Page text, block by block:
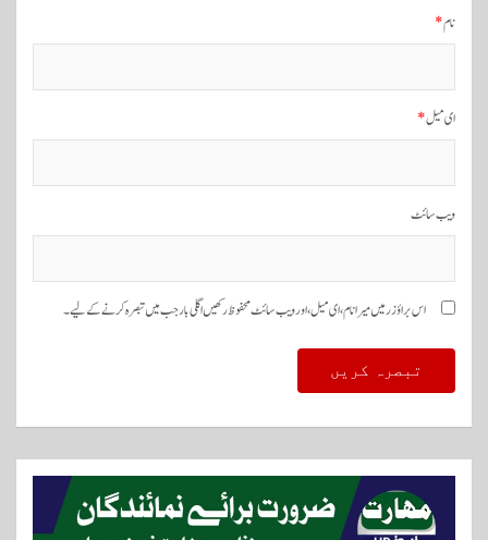
ننام*
ای میل*
ویب‌ سائٹ
اس براؤزر میں میرا نام، ای میل، اور ویب سائٹ محفوظ رکھیں اگلی بار جب میں تبصرہ کرنے کےلیے۔